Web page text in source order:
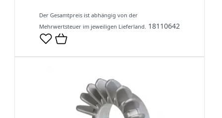
Der Gesamtpreis ist abhängig von der
Mehrwertsteuer im jeweiligen Lieferland. 18110642